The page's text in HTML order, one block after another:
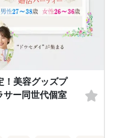
美容グッズプ
ー同世代個室